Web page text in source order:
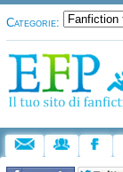
Categorie: